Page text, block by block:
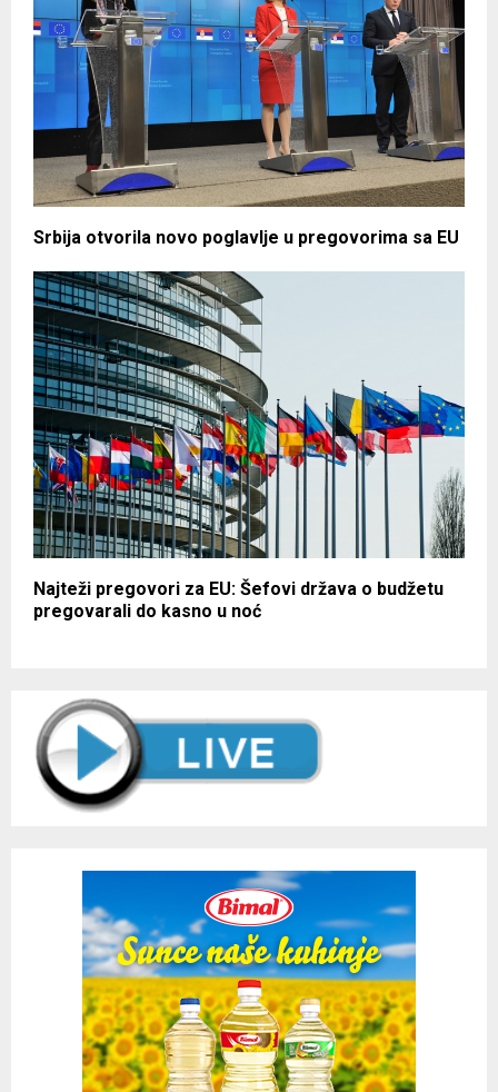
Srbija otvorila novo poglavlje u pregovorima sa EU
Najteži pregovori za EU: Šefovi država o budžetu
pregovarali do kasno u noć